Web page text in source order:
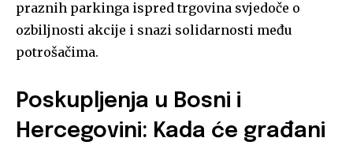
praznih parkinga ispred trgovina svjedoče o
ozbiljnosti akcije i snazi solidarnosti među
potrošačima.
Poskupljenja u Bosni i
Hercegovini: Kada će građani